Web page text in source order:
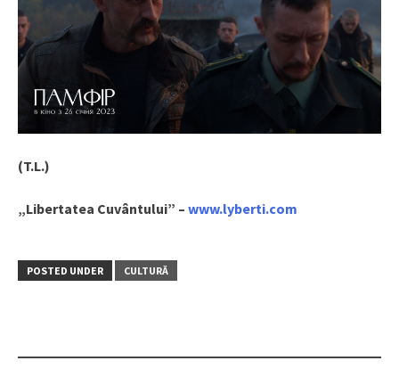
(T.L.)
„Libertatea Cuvântului” – www.lyberti.com
POSTED UNDER CULTURĂ